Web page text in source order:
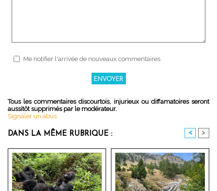
Me notifier l'arrivée de nouveaux commentaires
Tous les commentaires discourtois, injurieux ou diffamatoires seront
aussitôt supprimés par le modérateur.
Signaler un abus
DANS LA MÊME RUBRIQUE : < >